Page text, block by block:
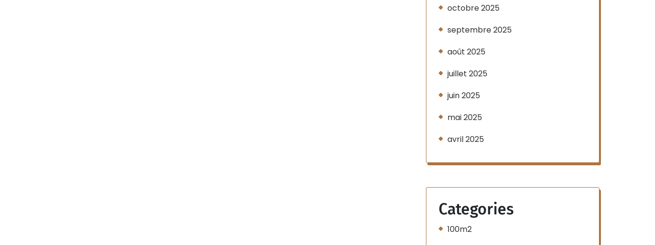
octobre 2025
septembre 2025
août 2025
juillet 2025
juin 2025
mai 2025
avril 2025
Categories
100m2